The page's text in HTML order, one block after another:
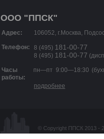
ООО "ППСК"
Адрес: 106052, г.Москва,
Телефон: 8 (495) 181-00-77
8 (495) 181-00-77
Часы
работы:
пн—пт 9:00—18:30
подробнее
© Copyright ППСК 2013 -